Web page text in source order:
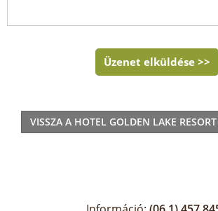
Üzenet elküldése >>
VISSZA A HOTEL GOLDEN LAKE